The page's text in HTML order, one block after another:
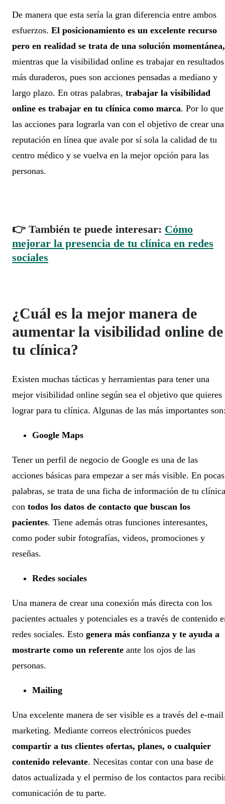
De manera que esta sería la gran diferencia entre ambos
esfuerzos. El posicionamiento es un excelente recurso
pero en realidad se trata de una solución momentánea,
mientras que la visibilidad online es trabajar en resultados
más duraderos, pues son acciones pensadas a mediano y
largo plazo. En otras palabras, trabajar la visibilidad
online es trabajar en tu clínica como marca. Por lo que
las acciones para lograrla van con el objetivo de crear una
reputación en línea que avale por sí sola la calidad de tu
centro médico y se vuelva en la mejor opción para las
personas.
👉 También te puede interesar: Cómo
mejorar la presencia de tu clínica en redes
sociales
¿Cuál es la mejor manera de
aumentar la visibilidad online de
tu clínica?
Existen muchas tácticas y herramientas para tener una
mejor visibilidad online según sea el objetivo que quieres
lograr para tu clínica. Algunas de las más importantes
Google Maps
Tener un perfil de negocio de Google es una de las
acciones básicas para empezar a ser más visible. En pocas
palabras, se trata de una ficha de información de tu clínica
con todos los datos de contacto que buscan los
pacientes. Tiene además otras funciones interesantes,
como poder subir fotografías, videos, promociones y
reseñas.
Redes sociales
Una manera de crear una conexión más directa con los
pacientes actuales y potenciales es a través de contenido
redes sociales. Esto genera más confianza y te ayuda a
mostrarte como un referente ante los ojos de las
personas.
Mailing
Una excelente manera de ser visible es a través del e-mail
marketing. Mediante correos electrónicos puedes
compartir a tus clientes ofertas, planes, o cualquier
contenido relevante. Necesitas contar con una base de
datos actualizada y el permiso de los contactos para
comunicación de tu parte.